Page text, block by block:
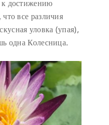
к достижению
все различия
уловка (упая),
одна Колесница.